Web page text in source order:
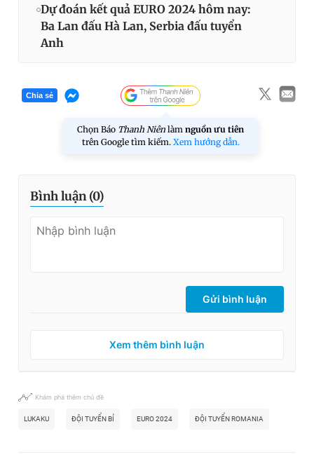
Dự đoán kết quả EURO 2024 hôm nay:
Ba Lan đấu Hà Lan, Serbia đấu tuyển
Anh
Chia sẻ
Chọn Báo Thanh Niên làm nguồn ưu tiên
trên Google tìm kiếm. Xem hướng dẫn.
Bình luận (0)
Gửi bình luận
Xem thêm bình luận
Khám phá thêm chủ đề
LUKAKU ĐỘI TUYỂN BỈ EURO 2024 ĐỘI TUYỂN ROMANIA